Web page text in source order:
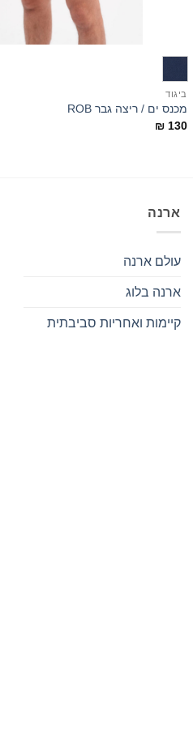
ביגוד
מכנס ים / ריצה גבר ROB
₪ 130
ארנה
עולם ארנה
ארנה בלוג
קיימות ואחריות סביבתית